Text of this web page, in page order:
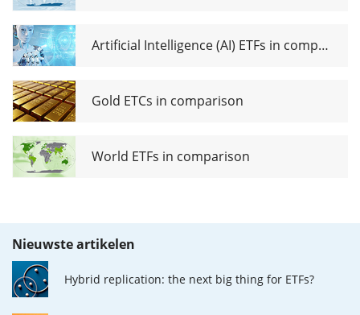
Artificial Intelligence (AI) ETFs in comparison
Gold ETCs in comparison
World ETFs in comparison
Nieuwste artikelen
Hybrid replication: the next big thing for ETFs?